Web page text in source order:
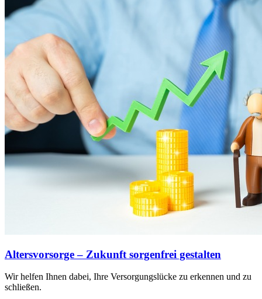
Altersvorsorge – Zukunft sorgenfrei gestalten
Wir helfen Ihnen dabei, Ihre Versorgungslücke zu erkennen und zu
schließen.